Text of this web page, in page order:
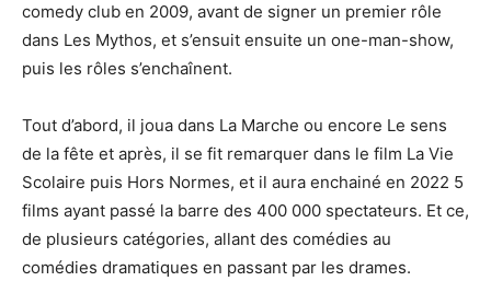
comedy club en 2009, avant de signer un premier rôle
dans Les Mythos, et s’ensuit ensuite un one-man-show,
puis les rôles s’enchaînent.
Tout d’abord, il joua dans La Marche ou encore Le sens
de la fête et après, il se fit remarquer dans le film La Vie
Scolaire puis Hors Normes, et il aura enchainé en 2022 5
films ayant passé la barre des 400 000 spectateurs. Et ce,
de plusieurs catégories, allant des comédies au
comédies dramatiques en passant par les drames.